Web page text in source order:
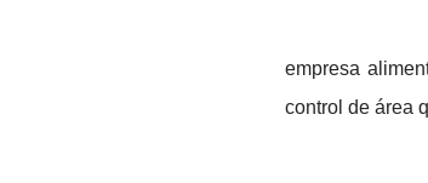
empresa
control de área